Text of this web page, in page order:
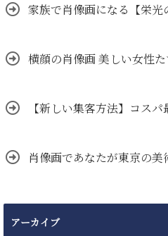
家族で肖像画になる【栄光
横顔の肖像画 美しい女性た
【新しい集客方法】コス
肖像画であなたが東京の美
アーカイブ